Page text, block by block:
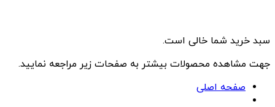
سبد خرید شما خالی است.
جهت مشاهده محصولات بیشتر به صفحات زیر مراجعه نمایید.
صفحه اصلی